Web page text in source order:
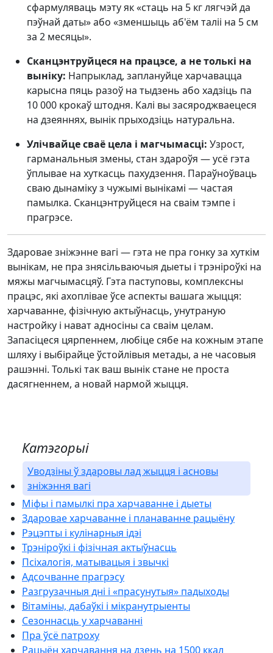
сфармуляваць мэту як «стаць на 5 кг лягчэй да
пэўнай даты» або «зменшыць аб'ём таліі на 5 см
за 2 месяцы».
Сканцэнтруйцеся на працэсе, а не толькі на
выніку: Напрыклад, заплануйце харчавацца
карысна пяць разоў на тыдзень або хадзіць па
10 000 крокаў штодня. Калі вы засяроджваецеся
на дзеяннях, вынік прыходзіць натуральна.
Улічвайце сваё цела і магчымасці: Узрост,
гарманальныя змены, стан здароўя — усё гэта
ўплывае на хуткасць пахудзення. Параўноўваць
сваю дынаміку з чужымі вынікамі — частая
памылка. Сканцэнтруйцеся на сваім тэмпе і
прагрэсе.
Здаровае зніжэнне вагі — гэта не пра гонку за хуткім
вынікам, не пра знясільваючыя дыеты і трэніроўкі на
мяжы магчымасцяў. Гэта паступовы, комплексны
працэс, які ахоплівае ўсе аспекты вашага жыцця:
харчаванне, фізічную актыўнасць, унутраную
настройку і нават адносіны са сваім целам.
Запасіцеся цярпеннем, любіце сябе на кожным этапе
шляху і выбірайце ўстойлівыя метады, а не часовыя
рашэнні. Толькі так ваш вынік стане не проста
дасягненнем, а новай нармой жыцця.
Катэгорыі
Уводзіны ў здаровы лад жыцця і асновы
зніжэння вагі
Міфы і памылкі пра харчаванне і дыеты
Здаровае харчаванне і планаванне рацыёну
Рэцэпты і кулінарныя ідэі
Трэніроўкі і фізічная актыўнасць
Псіхалогія, матывацыя і звычкі
Адсочванне прагрэсу
Разгрузачныя дні і «прасунутыя» падыходы
Вітаміны, дабаўкі і мікранутрыенты
Сезоннасць у харчаванні
Пра ўсё патроху
Рацыён харчавання на дзень на 1500 ккал